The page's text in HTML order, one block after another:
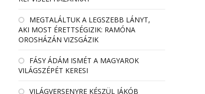
MEGTALÁLTUK A LEGSZEBB LÁNYT,
AKI MOST ÉRETTSÉGIZIK: RAMÓNA
OROSHÁZÁN VIZSGÁZIK
FÁSY ÁDÁM ISMÉT A MAGYAROK
VILÁGSZÉPÉT KERESI
VILÁGVERSENYRE KÉSZÜL JÁKÓB